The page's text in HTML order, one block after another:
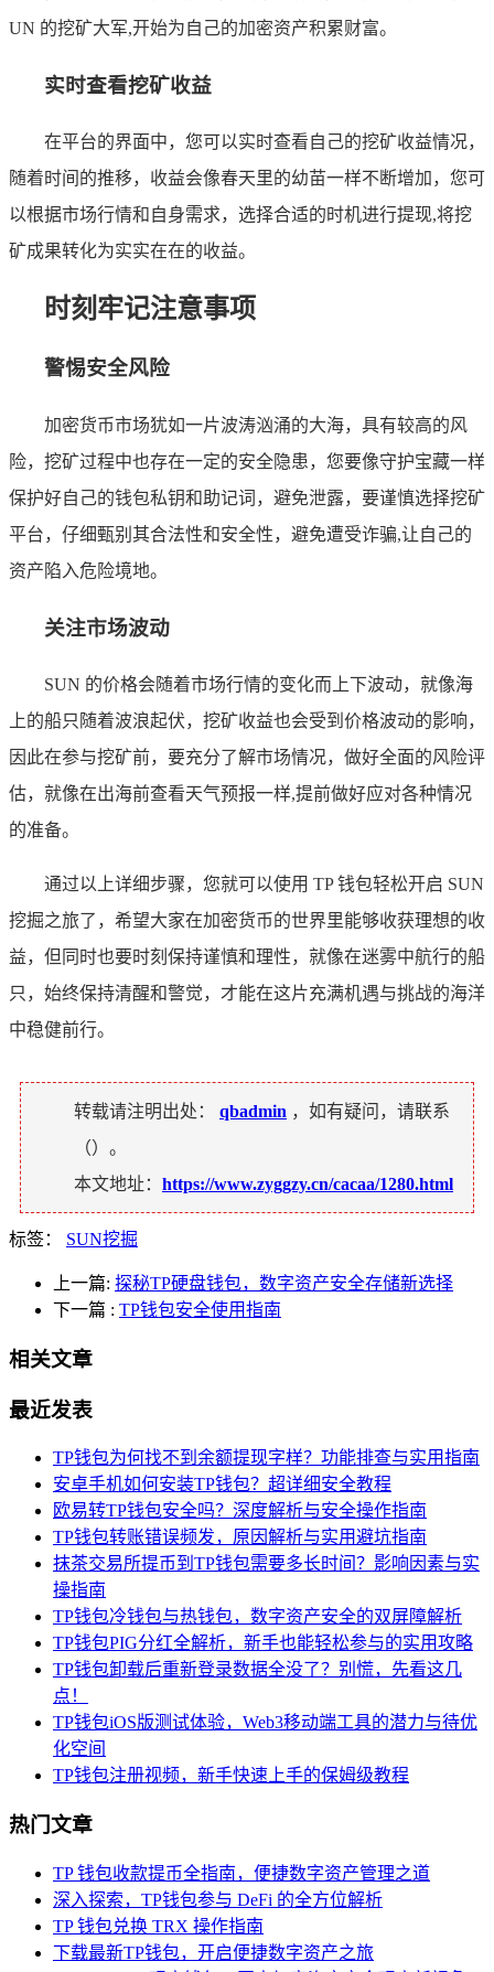
UN 的挖矿大军,开始为自己的加密资产积累财富。
实时查看挖矿收益
在平台的界面中，您可以实时查看自己的挖矿收益情况，
随着时间的推移，收益会像春天里的幼苗一样不断增加，您可
以根据市场行情和自身需求，选择合适的时机进行提现,将挖
矿成果转化为实实在在的收益。
时刻牢记注意事项
警惕安全风险
加密货币市场犹如一片波涛汹涌的大海，具有较高的风
险，挖矿过程中也存在一定的安全隐患，您要像守护宝藏一样
保护好自己的钱包私钥和助记词，避免泄露，要谨慎选择挖矿
平台，仔细甄别其合法性和安全性，避免遭受诈骗,让自己的
资产陷入危险境地。
关注市场波动
SUN 的价格会随着市场行情的变化而上下波动，就像海
上的船只随着波浪起伏，挖矿收益也会受到价格波动的影响，
因此在参与挖矿前，要充分了解市场情况，做好全面的风险评
估，就像在出海前查看天气预报一样,提前做好应对各种情况
的准备。
通过以上详细步骤，您就可以使用 TP 钱包轻松开启 SUN
挖掘之旅了，希望大家在加密货币的世界里能够收获理想的收
益，但同时也要时刻保持谨慎和理性，就像在迷雾中航行的船
只，始终保持清醒和警觉，才能在这片充满机遇与挑战的海洋
中稳健前行。
转载请注明出处： qbadmin ，如有疑问，请联系
（）。
本文地址： https://www.zyggzy.cn/cacaa/1280.html
标签： SUN挖掘
上一篇: 探秘TP硬盘钱包，数字资产安全存储新选择
下一篇 : TP钱包安全使用指南
相关文章
最近发表
TP钱包为何找不到余额提现字样？功能排查与实用指南
安卓手机如何安装TP钱包？超详细安全教程
欧易转TP钱包安全吗？深度解析与安全操作指南
TP钱包转账错误频发，原因解析与实用避坑指南
抹茶交易所提币到TP钱包需要多长时间？影响因素与实
操指南
TP钱包冷钱包与热钱包，数字资产安全的双屏障解析
TP钱包PIG分红全解析，新手也能轻松参与的实用攻略
TP钱包卸载后重新登录数据全没了？别慌，先看这几
点！
TP钱包iOS版测试体验，Web3移动端工具的潜力与待优
化空间
TP钱包注册视频，新手快速上手的保姆级教程
热门文章
TP 钱包收款提币全指南，便捷数字资产管理之道
深入探索，TP钱包参与 DeFi 的全方位解析
TP 钱包兑换 TRX 操作指南
下载最新TP钱包，开启便捷数字资产之旅